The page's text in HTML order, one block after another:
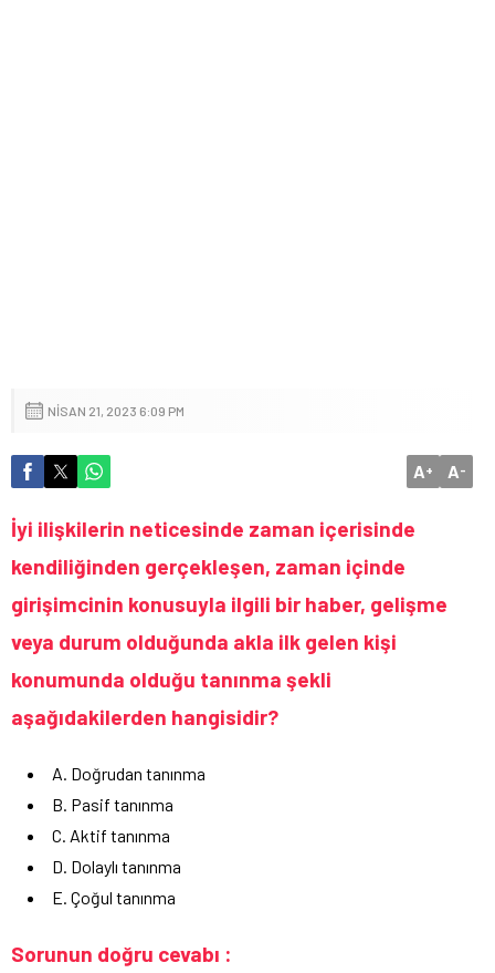
NISAN 21, 2023 6:09 PM
A+ A-
İyi ilişkilerin neticesinde zaman içerisinde
kendiliğinden gerçekleşen, zaman içinde
girişimcinin konusuyla ilgili bir haber, gelişme
veya durum olduğunda akla ilk gelen kişi
konumunda olduğu tanınma şekli
aşağıdakilerden hangisidir?
A. Doğrudan tanınma
B. Pasif tanınma
C. Aktif tanınma
D. Dolaylı tanınma
E. Çoğul tanınma
Sorunun doğru cevabı :